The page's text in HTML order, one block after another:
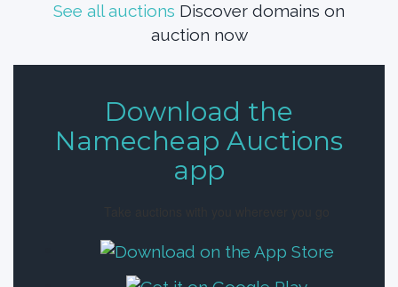
See all auctions Discover domains on
auction now
Download the
Namecheap Auctions
app